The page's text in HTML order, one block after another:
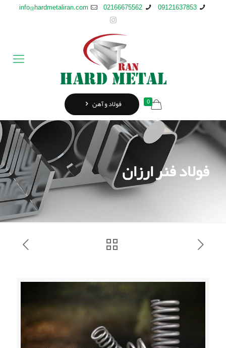
09121637853
02166675562
info@hardmetaliran.com
0 فولاد و آهن
فولاد فنر ارزان